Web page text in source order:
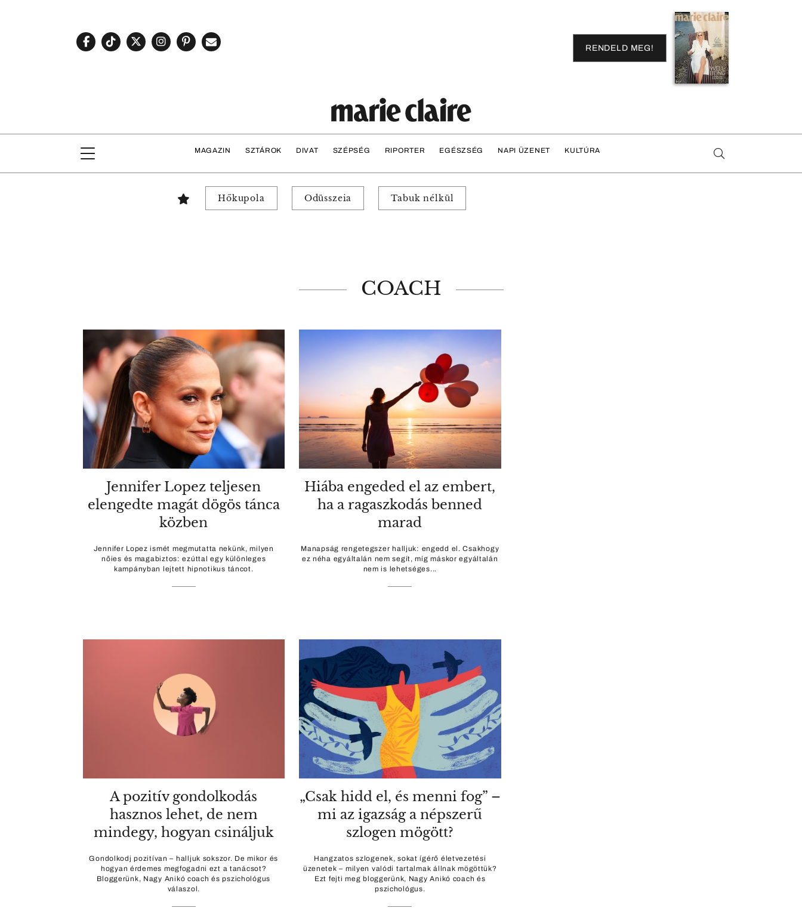
RENDELD MEG!
MAGAZIN SZTÁROK DIVAT SZÉPSÉG RIPORTER EGÉSZSÉG NAPI ÜZENET KULTÚRA
Hőkupola Odüsszeia Tabuk nélkül
COACH
Jennifer Lopez teljesen
elengedte magát dögös tánca
közben
Jennifer Lopez ismét megmutatta nekünk, milyen
nőies és magabiztos: ezúttal egy különleges
kampányban lejtett hipnotikus táncot.
Hiába engeded el az embert,
ha a ragaszkodás benned
marad
Manapság rengetegszer halljuk: engedd el. Csakhogy
ez néha egyáltalán nem segít, míg máskor egyáltalán
nem is lehetséges...
A pozitív gondolkodás
hasznos lehet, de nem
mindegy, hogyan csináljuk
Gondolkodj pozitívan – halljuk sokszor. De mikor és
hogyan érdemes megfogadni ezt a tanácsot?
Bloggerünk, Nagy Anikó coach és pszichológus
válaszol.
„Csak hidd el, és menni fog” –
mi az igazság a népszerű
szlogen mögött?
Hangzatos szlogenek, sokat ígérő életvezetési
üzenetek – milyen valódi tartalmak állnak mögöttük?
Ezt fejti meg bloggerünk, Nagy Anikó coach és
pszichológus.